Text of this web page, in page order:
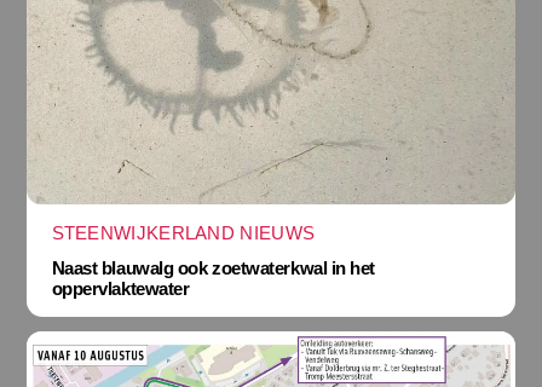
STEENWIJKERLAND NIEUWS
Naast blauwalg ook zoetwaterkwal in het
oppervlaktewater